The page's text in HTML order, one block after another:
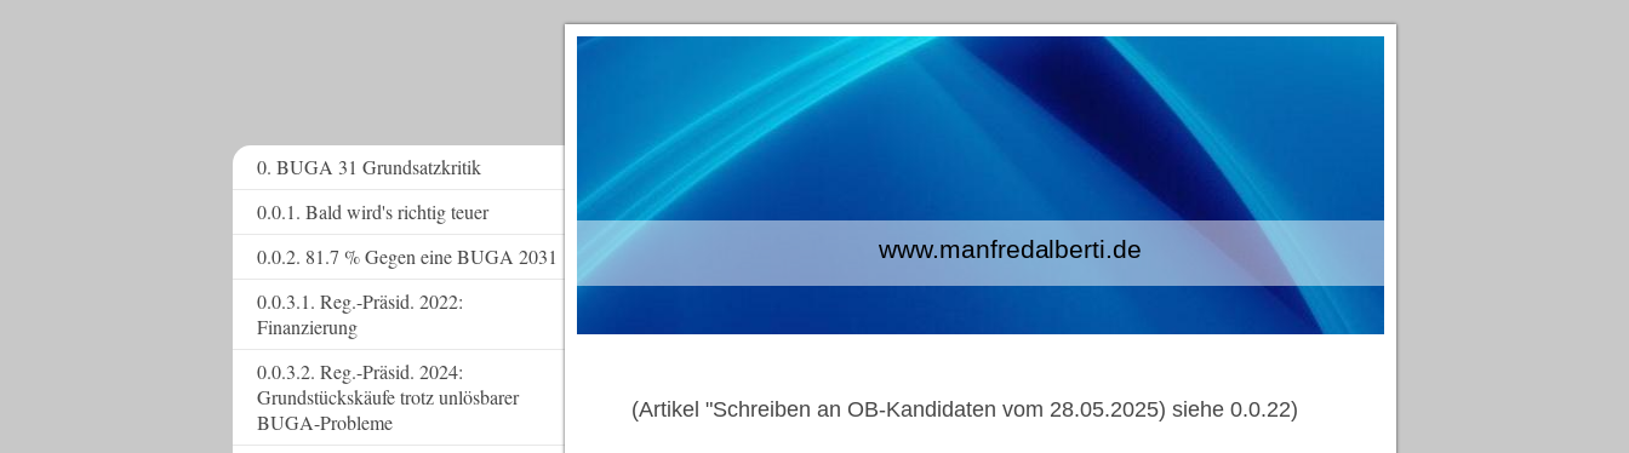
www.manfredalberti.de
(Artikel "Schreiben an OB-Kandidaten vom 28.05.2025) siehe 0.0.22)
0. BUGA 31 Grundsatzkritik
0.0.1. Bald wird's richtig teuer
0.0.2. 81.7 % Gegen eine BUGA 2031
0.0.3.1. Reg.-Präsid. 2022:
Finanzierung
0.0.3.2. Reg.-Präsid. 2024:
Grundstückskäufe trotz unlösbarer
BUGA-Probleme